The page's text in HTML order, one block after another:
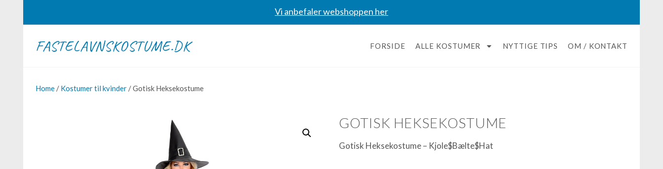
Vi anbefaler webshoppen her
FASTELAVNSKOSTUME.DK FORSIDE ALLE KOSTUMER NYTTIGE TIPS OM / KONTAKT
Home / Kostumer til kvinder / Gotisk Heksekostume
GOTISK HEKSEKOSTUME
Gotisk Heksekostume – Kjole$Bælte$Hat